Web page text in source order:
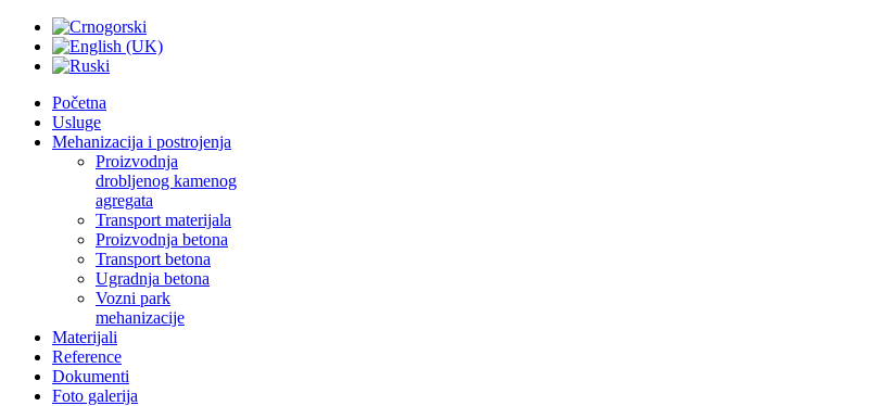
Početna
Usluge
Mehanizacija i postrojenja
Proizvodnja
drobljenog kamenog
agregata
Transport materijala
Proizvodnja betona
Transport betona
Ugradnja betona
Vozni park
mehanizacije
Materijali
Reference
Dokumenti
Foto galerija